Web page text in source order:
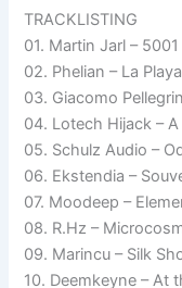
TRACKLISTING
01. Martin Jarl –
02. Phelian – La Playa
03. Giacomo
04. Lotech Hijack –
05. Schulz Audio –
06. Ekstendia –
07. Moodeep –
08. R.Hz –
09. Marincu – Silk
10. Deemkeyne – At